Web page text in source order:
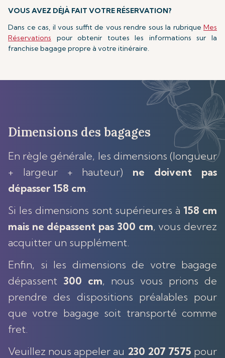
VOUS AVEZ DÉJÀ FAIT VOTRE RÉSERVATION?
Dans ce cas, il vous suffit de vous rendre sous la rubrique Mes
Réservations pour obtenir toutes les informations sur la
franchise bagage propre à votre itinéraire.
Dimensions des bagages
En règle générale, les dimensions (longueur
+ largeur + hauteur) ne doivent pas
dépasser 158 cm.
Si les dimensions sont supérieures à158 cm
mais ne dépassent pas 300 cm, vous devrez
acquitter un supplément.
Enfin, si les dimensions de votre bagage
dépassent 300 cm, nous vous prions de
prendre des dispositions préalables pour
que votre bagage soit transporté comme
fret.
Veuillez nous appeler au 230 207 7575 pour